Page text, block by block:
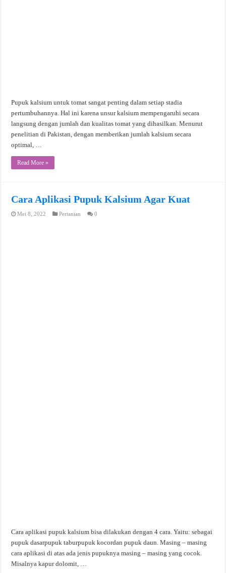
Pupuk kalsium untuk tomat sangat penting dalam setiap stadia
pertumbuhannya. Hal ini karena unsur kalsium mempengaruhi secara
langsung dengan jumlah dan kualitas tomat yang dihasilkan. Menurut
penelitian di Pakistan, dengan memberikan jumlah kalsium secara
optimal, …
Read More »
Cara Aplikasi Pupuk Kalsium Agar Kuat
Mei 8, 2022 Pertanian 0
Cara aplikasi pupuk kalsium bisa dilakukan dengan 4 cara. Yaitu: sebagai
pupuk dasarpupuk taburpupuk kocordan pupuk daun. Masing – masing
cara aplikasi di atas ada jenis pupuknya masing – masing yang cocok.
Misalnya kapur dolomit, …